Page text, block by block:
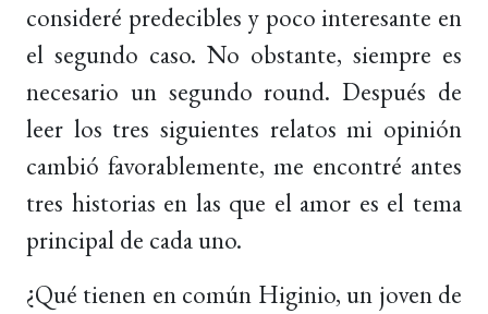
consideré predecibles y poco interesante en
el segundo caso. No obstante, siempre es
necesario un segundo round. Después de
leer los tres siguientes relatos mi opinión
cambió favorablemente, me encontré antes
tres historias en las que el amor es el tema
principal de cada uno.
¿Qué tienen en común Higinio, un joven de